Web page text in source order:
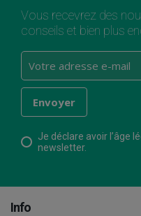
Vous recevrez des
conseils et bien plus
Je déclare avoir l’âge
newsletter.
Info